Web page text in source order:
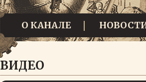
О КАНАЛЕ
ВИДЕО